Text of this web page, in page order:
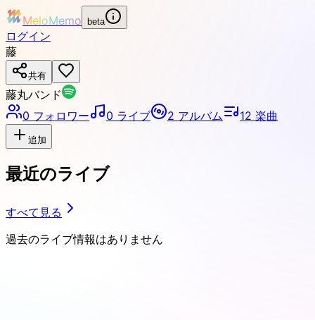
MeloMemo beta
ログイン
藤
共有
藤丸バンド
0 フォロワー 0 ライブ 2 アルバム 12 楽曲
追加
最近のライブ
すべて見る
過去のライブ情報はありません